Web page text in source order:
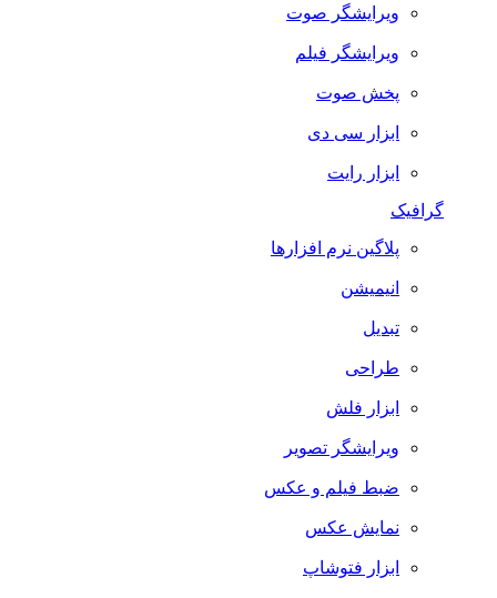
ویرایشگر صوت
ویرایشگر فیلم
پخش صوت
ابزار سی دی
ابزار رایت
گرافیک
پلاگین نرم افزارها
انیمیشن
تبدیل
طراحی
ابزار فلش
ویرایشگر تصویر
ضبط فيلم و عكس
نمایش عکس
ابزار فتوشاپ